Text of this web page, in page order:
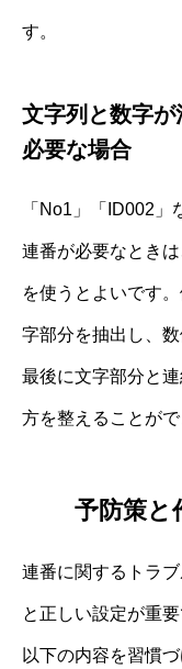
す。
文字列と数字
必要な場合
「No1」「ID002
連番が必要なとき
を使うとよいです
字部分を抽出し、
最後に文字部分と
方を整えることがで
予防策と
連番に関するトラ
と正しい設定が重
以下の内容を習慣